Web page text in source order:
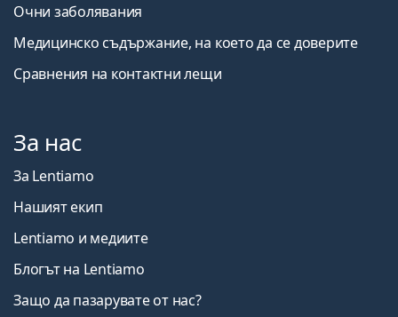
Очни заболявания
Медицинско съдържание, на което да се доверите
Сравнения на контактни лещи
За нас
За Lentiamo
Нашият екип
Lentiamo и медиите
Блогът на Lentiamo
Защо да пазарувате от нас?